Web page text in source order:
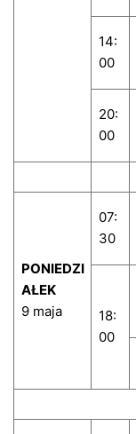
14:
00
20:
00
PONIEDZI
AŁEK
9 maja
07:
30
18:
00